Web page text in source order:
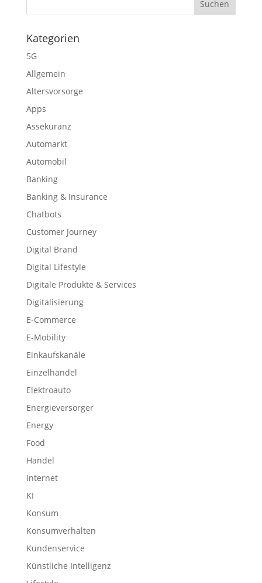
Kategorien
5G
Allgemein
Altersvorsorge
Apps
Assekuranz
Automarkt
Automobil
Banking
Banking & Insurance
Chatbots
Customer Journey
Digital Brand
Digital Lifestyle
Digitale Produkte & Services
Digitalisierung
E-Commerce
E-Mobility
Einkaufskanäle
Einzelhandel
Elektroauto
Energieversorger
Energy
Food
Handel
Internet
KI
Konsum
Konsumverhalten
Kundenservice
Künstliche Intelligenz